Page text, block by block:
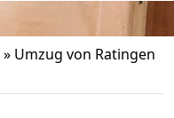
» Umzug von Ratingen